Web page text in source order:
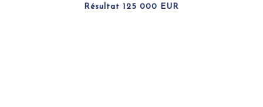
Résultat 125 000 EUR